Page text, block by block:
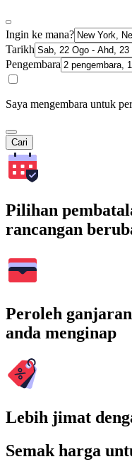
Ingin ke mana?
Tarikh
Pengembara
Saya mengembara untuk
Cari
Pilihan
rancangan
Peroleh
anda menginap
Lebih jimat
Semak harga